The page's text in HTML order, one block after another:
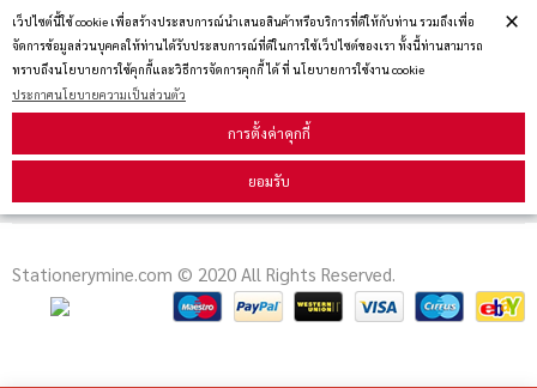
เว็ปไซต์นี้ใช้ cookie เพื่อสร้างประสบการณ์นำเสนอสินค้าหรือบริการที่ดีให้กับท่าน รวมถึงเพื่อ
จัดการข้อมูลส่วนบุคคลให้ท่านได้รับประสบการณ์ที่ดีในการใช้เว็ปไซต์ของเรา ทั้งนี้ท่านสามารถ
ทราบถึงนโยบายการใช้คุกกี้และวิธีการจัดการคุกกี้ ได้ ที่ นโยบายการใช้งาน cookie
ประกาศนโยบายความเป็นส่วนตัว
การตั้งค่าคุกกี้
ยอมรับ
×
สมัครรับข่าวสาร
รับข่าวสาร
Stationerymine.com © 2020 All Rights Reserved.